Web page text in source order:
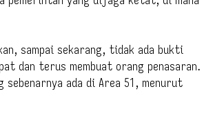
sampai sekarang, tidak ada bukti
dan terus membuat orang penasaran.
ada di Area 51, menurut